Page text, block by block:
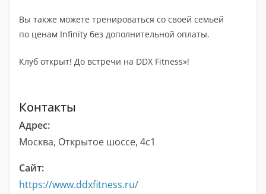
Вы также можете тренироваться со своей семьей
по ценам Infinity без дополнительной оплаты.
Клуб открыт! До встречи на DDX Fitness»!
Контакты
Адрес:
Москва, Открытое шоссе, 4с1
Сайт:
https://www.ddxfitness.ru/